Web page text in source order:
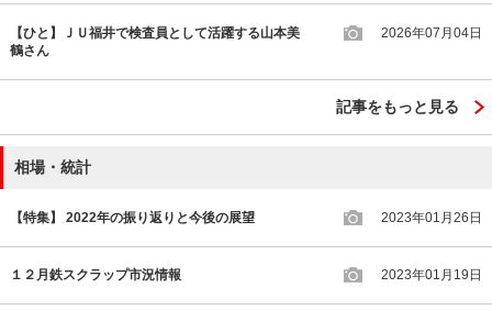
【ひと】ＪＵ福井で検査員として活躍する山本美
鶴さん
2026年07月04日
記事をもっと見る
相場・統計
【特集】 2022年の振り返りと今後の展望 2023年01月26日
１２月鉄スクラップ市況情報 2023年01月19日